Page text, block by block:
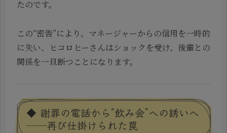
たのです。
この“密告”により、マネージャーからの信用を一時的
に失い、ヒコロヒーさんはショックを受け、後輩との
関係を一旦断つことになります。
◆ 謝罪の電話から“飲み会”への誘いへ
──再び仕掛けられた罠